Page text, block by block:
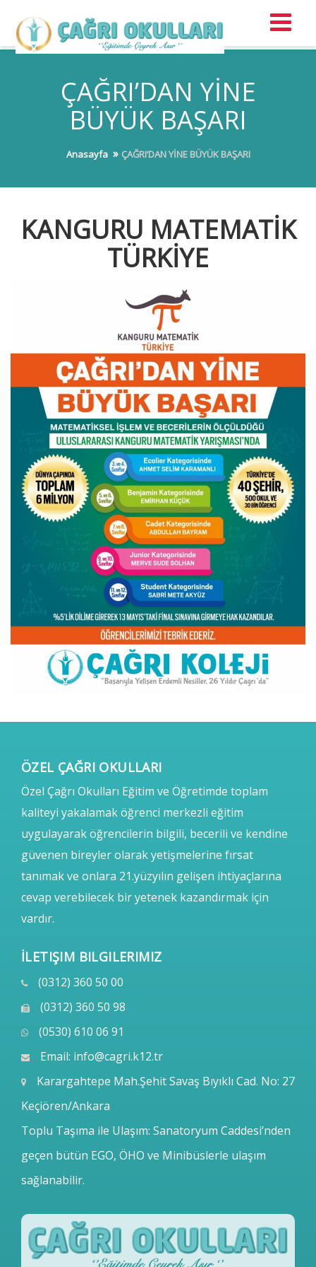
ÇAĞRI’DAN YİNE
BÜYÜK BAŞARI
Anasayfa ÇAĞRI’DAN YİNE BÜYÜK BAŞARI
KANGURU MATEMATİK
TÜRKİYE
ÖZEL ÇAĞRI OKULLARI
Özel Çağrı Okulları Eğitim ve Öğretimde toplam
kaliteyi yakalamak öğrenci merkezli eğitim
uygulayarak öğrencilerin bilgili, becerili ve kendine
güvenen bireyler olarak yetişmelerine fırsat
tanımak ve onlara 21.yüzyılın gelişen ihtiyaçlarına
cevap verebilecek bir yetenek kazandırmak için
vardır.
İLETIŞIM BILGILERIMIZ
(0312) 360 50 00
(0312) 360 50 98
(0530) 610 06 91
Email: info@cagri.k12.tr
Karargahtepe Mah.Şehit Savaş Bıyıklı Cad. No: 27
Keçiören/Ankara
Toplu Taşıma ile Ulaşım: Sanatoryum Caddesi’nden
geçen bütün EGO, ÖHO ve Minibüslerle ulaşım
sağlanabilir.